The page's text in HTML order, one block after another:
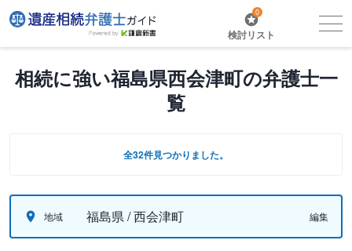
0
検討リスト
相続に強い福島県西会津町の弁護士一
覧
全32件見つかりました。
地域 福島県 / 西会津町 編集